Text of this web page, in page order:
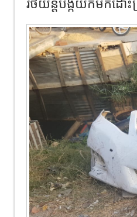
រថយន្តបង្កយកមកដោ